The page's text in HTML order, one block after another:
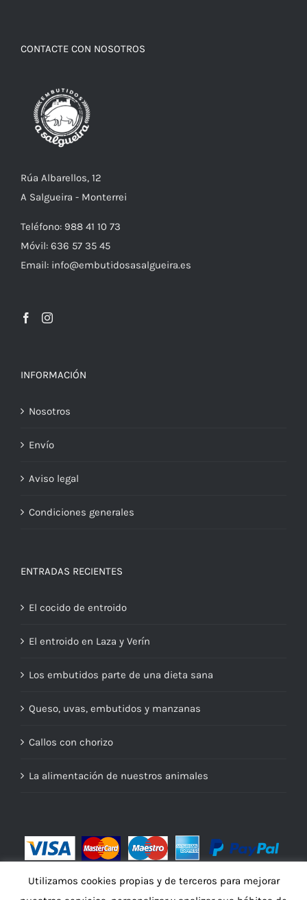
CONTACTE CON NOSOTROS
Rúa Albarellos, 12
A Salgueira - Monterrei
Teléfono: 988 41 10 73
Móvil: 636 57 35 45
Email: info@embutidosasalgueira.es
INFORMACIÓN
Nosotros
Envío
Aviso legal
Condiciones generales
ENTRADAS RECIENTES
El cocido de entroido
El entroido en Laza y Verín
Los embutidos parte de una dieta sana
Queso, uvas, embutidos y manzanas
Callos con chorizo
La alimentación de nuestros animales
Utilizamos cookies propias y de terceros para mejorar